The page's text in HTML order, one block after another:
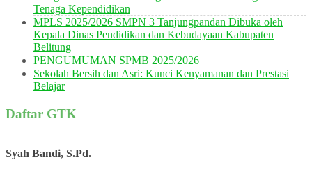
Tenaga Kependidikan
MPLS 2025/2026 SMPN 3 Tanjungpandan Dibuka oleh
Kepala Dinas Pendidikan dan Kebudayaan Kabupaten
Belitung
PENGUMUMAN SPMB 2025/2026
Sekolah Bersih dan Asri: Kunci Kenyamanan dan Prestasi
Belajar
Daftar GTK
Syah Bandi, S.Pd.